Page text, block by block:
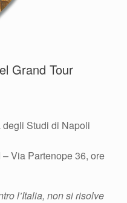
Grand Tour
Studi di Napoli
Via Partenope 36, ore
l’Italia, non si risolve